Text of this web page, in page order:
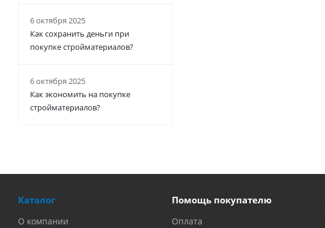
6 октября 2025
Как сохранить деньги при
покупке стройматериалов?
6 октября 2025
Как экономить на покупке
стройматериалов?
Каталог
О компании
Помощь покупателю
Оплата